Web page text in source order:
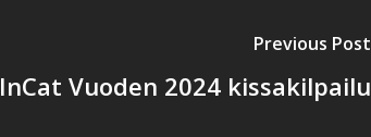
Previous Post
InCat Vuoden 2024 kissakilpailu